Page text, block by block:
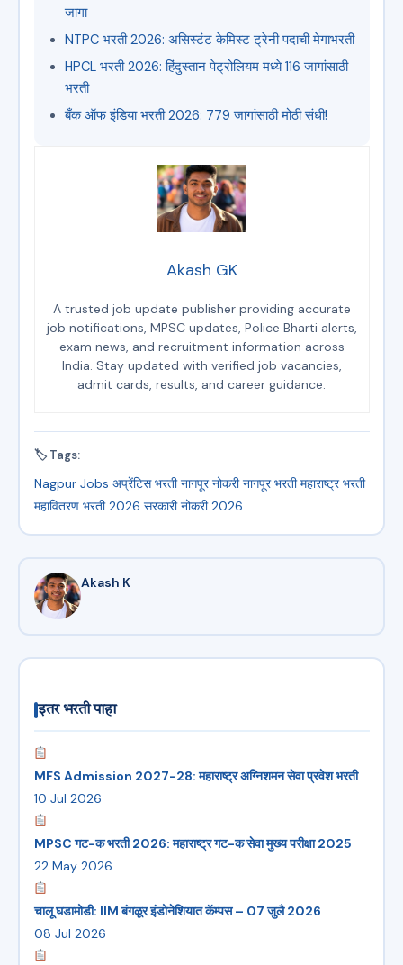
जागा
NTPC भरती 2026: असिस्टंट केमिस्ट ट्रेनी पदाची मेगाभरती
HPCL भरती 2026: हिंदुस्तान पेट्रोलियम मध्ये 116 जागांसाठी
भरती
बँक ऑफ इंडिया भरती 2026: 779 जागांसाठी मोठी संधी!
Akash GK
A trusted job update publisher providing accurate
job notifications, MPSC updates, Police Bharti alerts,
exam news, and recruitment information across
India. Stay updated with verified job vacancies,
admit cards, results, and career guidance.
🏷 Tags:
Nagpur Jobs अप्रेंटिस भरती नागपूर नोकरी नागपूर भरती महाराष्ट्र भरती
महावितरण भरती 2026 सरकारी नोकरी 2026
Akash K
इतर भरती पाहा
MFS Admission 2027-28: महाराष्ट्र अग्निशमन सेवा प्रवेश भरती
10 Jul 2026
MPSC गट-क भरती 2026: महाराष्ट्र गट-क सेवा मुख्य परीक्षा 2025
22 May 2026
चालू घडामोडी: IIM बंगळूर इंडोनेशियात कॅम्पस – 07 जुलै 2026
08 Jul 2026